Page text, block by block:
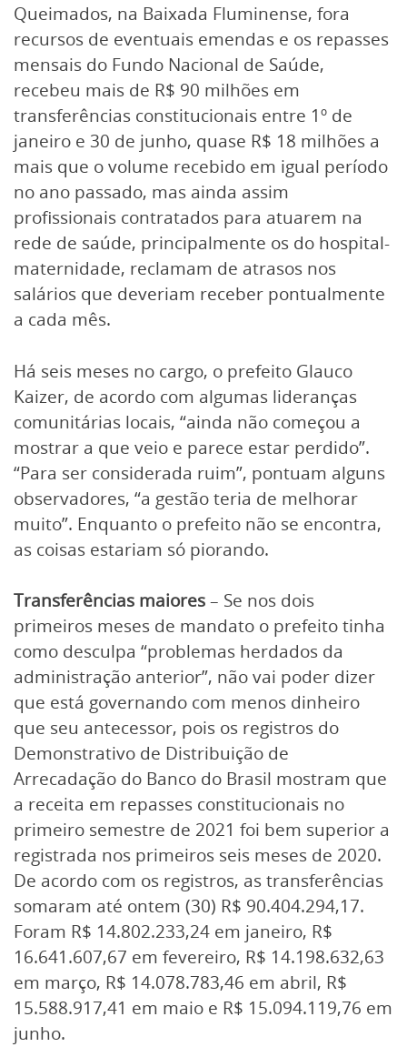
Queimados, na Baixada Fluminense, fora
recursos de eventuais emendas e os repasses
mensais do Fundo Nacional de Saúde,
recebeu mais de R$ 90 milhões em
transferências constitucionais entre 1º de
janeiro e 30 de junho, quase R$ 18 milhões a
mais que o volume recebido em igual período
no ano passado, mas ainda assim
profissionais contratados para atuarem na
rede de saúde, principalmente os do hospital-
maternidade, reclamam de atrasos nos
salários que deveriam receber pontualmente
a cada mês.
Há seis meses no cargo, o prefeito Glauco
Kaizer, de acordo com algumas lideranças
comunitárias locais, “ainda não começou a
mostrar a que veio e parece estar perdido”.
“Para ser considerada ruim”, pontuam alguns
observadores, “a gestão teria de melhorar
muito”. Enquanto o prefeito não se encontra,
as coisas estariam só piorando.
Transferências maiores– Se nos dois
primeiros meses de mandato o prefeito tinha
como desculpa “problemas herdados da
administração anterior”, não vai poder dizer
que está governando com menos dinheiro
que seu antecessor, pois os registros do
Demonstrativo de Distribuição de
Arrecadação do Banco do Brasil mostram que
a receita em repasses constitucionais no
primeiro semestre de 2021 foi bem superior a
registrada nos primeiros seis meses de 2020.
De acordo com os registros, as transferências
somaram até ontem (30) R$ 90.404.294,17.
Foram R$ 14.802.233,24 em janeiro, R$
16.641.607,67 em fevereiro, R$ 14.198.632,63
em março, R$ 14.078.783,46 em abril, R$
15.588.917,41 em maio e R$ 15.094.119,76 em
junho.